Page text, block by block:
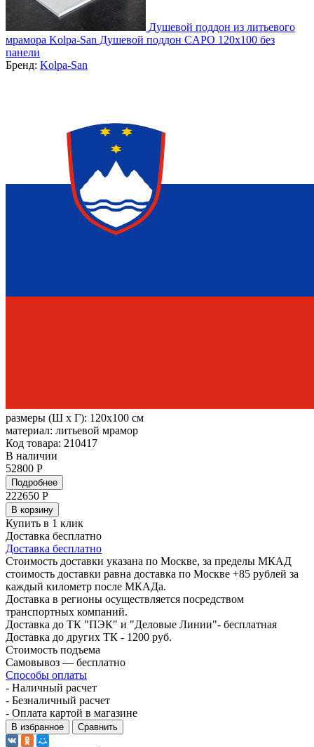
Душевой поддон из литьевого
мрамора Kolpa-San Душевой поддон CAPO 120x100 без
панели
Бренд: Kolpa-San
размеры (Ш х Г): 120x100 см
материал: литьевой мрамор
Код товара: 210417
В наличии
52800 Р
Подробнее
222650 Р
В корзину
Купить в 1 клик
Доставка бесплатно
Доставка бесплатно
Стоимость доставки указана по Москве, за пределы МКАД
стоимость доставки равна доставка по Москве +85 рублей за
каждый километр после МКАДа.
Доставка в регионы осуществляется посредством
транспортных компаний.
Доставка до ТК "ПЭК" и "Деловые Линии"- бесплатная
Доставка до других ТК - 1200 руб.
Стоимость подъема
Самовывоз — бесплатно
Способы оплаты
- Наличный расчет
- Безналичный расчет
- Оплата картой в магазине
В избранное Сравнить